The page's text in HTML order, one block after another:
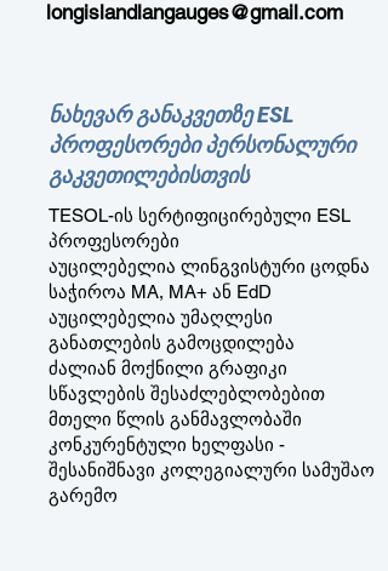
longislandlangauges@gmail.com
ნახევარ განაკვეთზე ESL
პროფესორები პერსონალური
გაკვეთილებისთვის
TESOL-ის სერტიფიცირებული ESL
პროფესორები
აუცილებელია ლინგვისტური ცოდნა
საჭიროა MA, MA+ ან EdD
აუცილებელია უმაღლესი
განათლების გამოცდილება
ძალიან მოქნილი გრაფიკი
სწავლების შესაძლებლობებით
მთელი წლის განმავლობაში
კონკურენტული ხელფასი -
შესანიშნავი კოლეგიალური სამუშაო
გარემო